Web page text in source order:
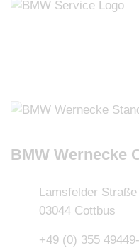
BMW Wernecke
Lamsfelder
03044 Cottbus
+49 (0) 355